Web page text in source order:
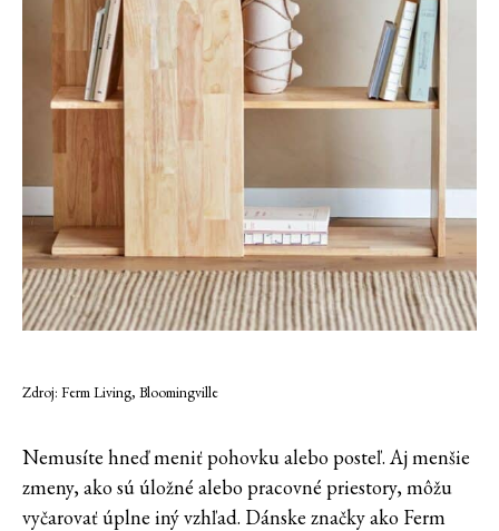
Zdroj: Ferm Living, Bloomingville
Nemusíte hneď meniť pohovku alebo posteľ. Aj menšie
zmeny, ako sú úložné alebo pracovné priestory, môžu
vyčarovať úplne iný vzhľad. Dánske značky ako Ferm